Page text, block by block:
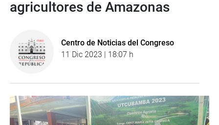
agricultores de Amazonas
Centro de Noticias del Congreso
11 Dic 2023 | 18:07 h